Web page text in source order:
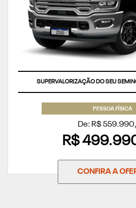
SUPERVALORIZAÇÃO DO SEU
PESSOA FÍSICA
De: R$
R$
CONFIRA A